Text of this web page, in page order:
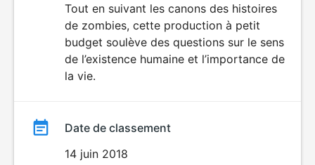
VIOLENCE
HORREUR
Tout en suivant les canons des histoires
de zombies, cette production à petit
budget soulève des questions sur le sens
de l’existence humaine et l’importance de
la vie.
Date de classement
14 juin 2018